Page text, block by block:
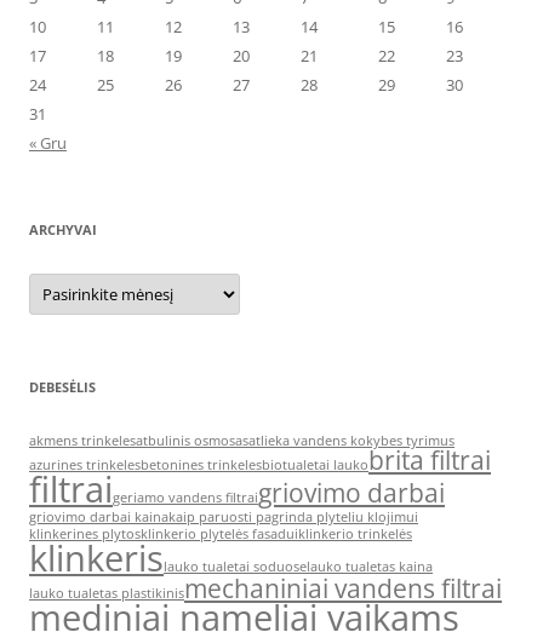
10
11 12 13 14 15
16
17
18 19 20 21 22
23
24
25 26 27 28 29
30
31
« Gru
ARCHYVAI
Archyvai
DEBESĖLIS
akmens trinkelesatbulinis osmosasatlieka vandens kokybes tyrimus
azurines trinkelesbetonines trinkelesbiotualetai laukobrita filtrai
filtraigeriamo vandens filtraigriovimo darbai
griovimo darbai kainakaip paruosti pagrinda plyteliu klojimui
klinkerines plytosklinkerio plytelės fasaduiklinkerio trinkelės
klinkerislauko tualetai soduoselauko tualetas kaina
lauko tualetas plastikinismechaniniai vandens filtrai
mediniai nameliai vaikams